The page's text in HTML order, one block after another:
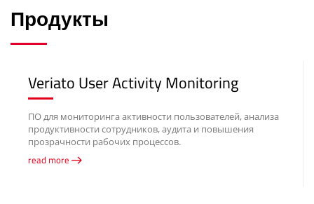
Продукты
Veriato User Activity Monitoring
ПО для мониторинга активности пользователей, анализа
продуктивности сотрудников, аудита и повышения
прозрачности рабочих процессов.
read more